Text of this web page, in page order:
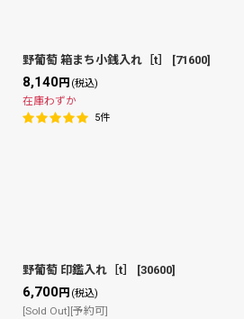
野葡萄 箱まち小銭入れ［t］ [71600]
8,140円 (税込)
在庫わずか
5件
野葡萄 印鑑入れ［t］ [30600]
6,700円 (税込)
[Sold Out][予約可]